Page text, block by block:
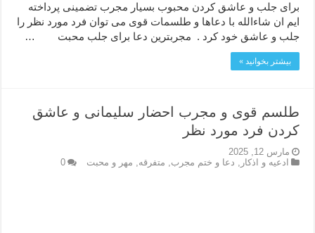
برای جلب و عاشق کردن محبوب بسیار مجرب تضمینی پرداخته
ایم ان شاءالله با دعاها و طلسمات قوی می توان فرد مورد نظر را
جلب و عاشق خود کرد . مجربترین دعا برای جلب محبت …
بیشتر بخوانید »
طلسم قوی و مجرب احضار سلیمانی و عاشق
کردن فرد مورد نظر
مارس 12, 2025
ادعيه و اذكار , دعا و ختم مجرب, متفرقه, مهر و محبت 0